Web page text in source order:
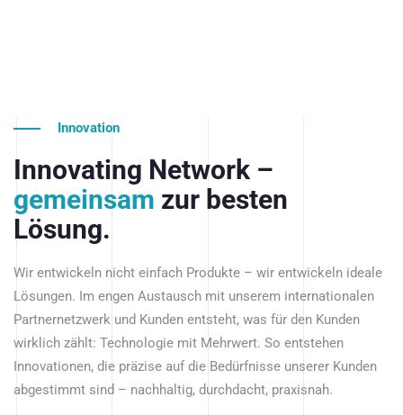
Innovation
Innovating Network –
gemeinsam zur besten
Lösung.
Wir entwickeln nicht einfach Produkte – wir entwickeln ideale
Lösungen. Im engen Austausch mit unserem internationalen
Partnernetzwerk und Kunden entsteht, was für den Kunden
wirklich zählt: Technologie mit Mehrwert. So entstehen
Innovationen, die präzise auf die Bedürfnisse unserer Kunden
abgestimmt sind – nachhaltig, durchdacht, praxisnah.